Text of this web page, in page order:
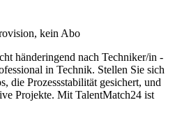
kein Abo
händeringend nach Techniker/in -
in Technik. Stellen Sie sich
die Prozessstabilität gesichert, und
Projekte. Mit TalentMatch24 ist